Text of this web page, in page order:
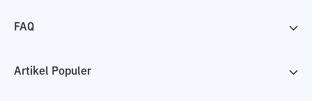
FAQ
Artikel Populer